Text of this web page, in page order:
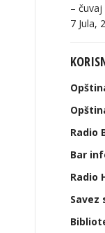
– čuvaj
7 Jula,
Radio
Bar
Radio
Savez